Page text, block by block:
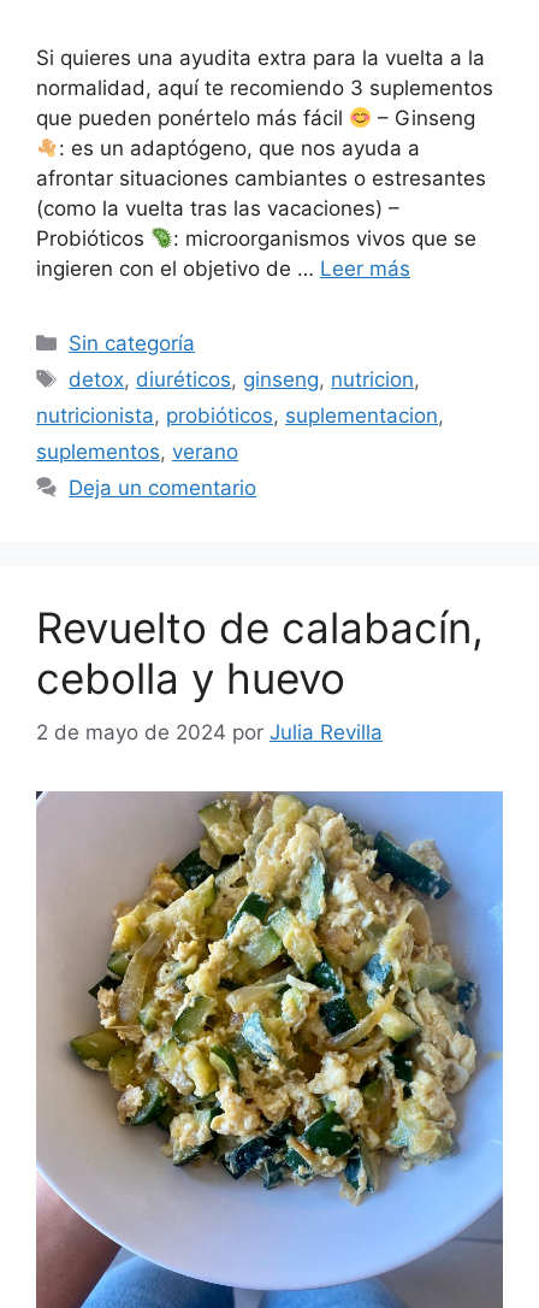
Si quieres una ayudita extra para la vuelta a la
normalidad, aquí te recomiendo 3 suplementos
que pueden ponértelo más fácil
– Ginseng
: es un adaptógeno, que nos ayuda a
afrontar situaciones cambiantes o estresantes
(como la vuelta tras las vacaciones) –
Probióticos
: microorganismos vivos que se
ingieren con el objetivo de … Leer más
Sin categoría
detox, diuréticos, ginseng, nutricion,
nutricionista, probióticos, suplementacion,
suplementos, verano
Deja un comentario
Revuelto de calabacín,
cebolla y huevo
2 de mayo de 2024 por Julia Revilla